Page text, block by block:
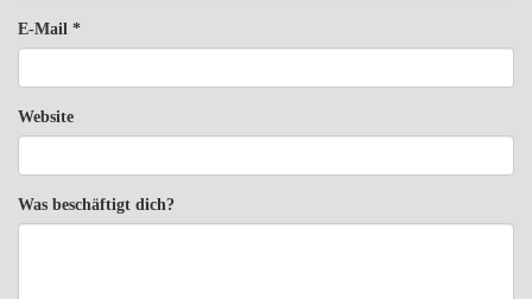
E-Mail *
Website
Was beschäftigt dich?